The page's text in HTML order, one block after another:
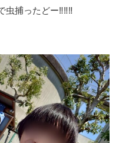
虫捕ったどー‼️‼️‼️